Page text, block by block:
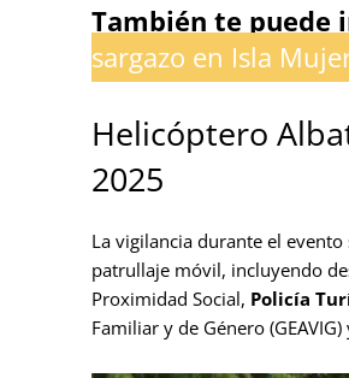
También te puede
sargazo en Isla
Helicóptero
2025
La vigilancia durante el
patrullaje móvil, incluyendo
Proximidad Social, Policía
Familiar y de Género